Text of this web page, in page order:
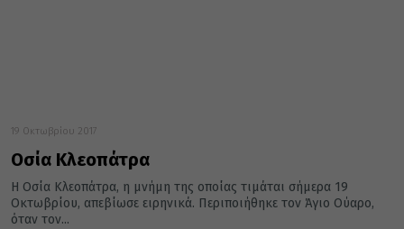
19 Οκτωβρίου 2017
Οσία Κλεοπάτρα
Η Οσία Κλεοπάτρα, η μνήμη της οποίας τιμάται σήμερα 19
Οκτωβρίου, απεβίωσε ειρηνικά. Περιποιήθηκε τον Άγιο Ούαρο,
όταν τον...